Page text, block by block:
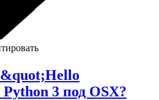
3 под OSX?